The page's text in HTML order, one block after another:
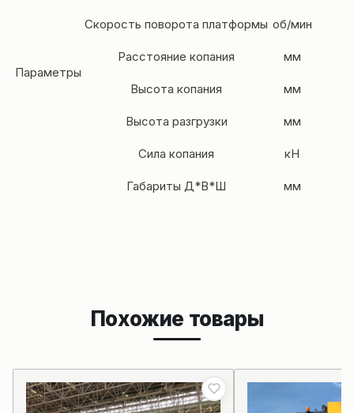
Параметры
Скорость поворота платформы об/мин
Расстояние копания мм
Высота копания мм
Высота разгрузки мм
Сила копания кН
Габариты Д*В*Ш мм
Похожие товары